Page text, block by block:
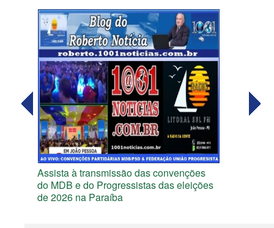
Assista à transmissão das convenções
do MDB e do Progressistas das eleições
de 2026 na Paraíba